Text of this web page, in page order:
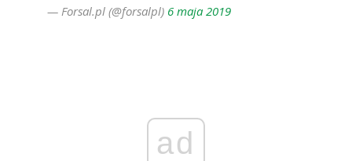
— Forsal.pl (@forsalpl) 6 maja 2019
ad